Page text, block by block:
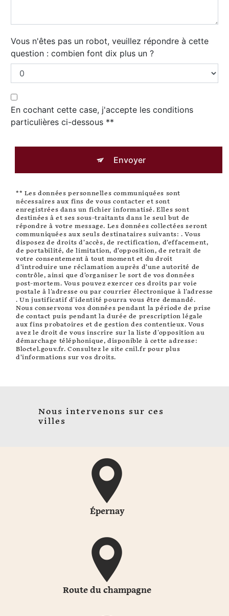
Vous n'êtes pas un robot, veuillez répondre à cette
question : combien font dix plus un ?
En cochant cette case, j'accepte les conditions
particulières ci-dessous **
Envoyer
** Les données personnelles communiquées sont
nécessaires aux fins de vous contacter et sont
enregistrées dans un fichier informatisé. Elles sont
destinées à et ses sous-traitants dans le seul but de
répondre à votre message. Les données collectées seront
communiquées aux seuls destinataires suivants: . Vous
disposez de droits d’accès, de rectification, d’effacement,
de portabilité, de limitation, d’opposition, de retrait de
votre consentement à tout moment et du droit
d’introduire une réclamation auprès d’une autorité de
contrôle, ainsi que d’organiser le sort de vos données
post-mortem. Vous pouvez exercer ces droits par voie
postale à l'adresse ou par courrier électronique à l'adresse
. Un justificatif d'identité pourra vous être demandé.
Nous conservons vos données pendant la période de prise
de contact puis pendant la durée de prescription légale
aux fins probatoires et de gestion des contentieux. Vous
avez le droit de vous inscrire sur la liste d'opposition au
démarchage téléphonique, disponible à cette adresse:
Bloctel.gouv.fr. Consultez le site cnil.fr pour plus
d’informations sur vos droits.
Nous intervenons sur ces
villes
Épernay
Route du champagne